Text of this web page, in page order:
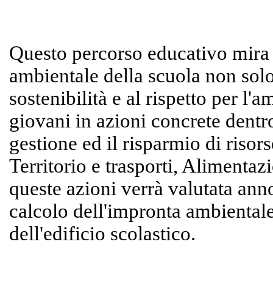
Questo percorso educativo
ambientale della scuola non
sostenibilità e al rispetto per
giovani in azioni concrete
gestione ed il risparmio di
Territorio e trasporti,
queste azioni verrà valutata
calcolo dell'impronta
dell'edificio scolastico.